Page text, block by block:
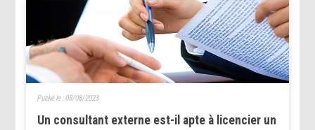
Un consultant externe est-il apte à licencier un
Publié le :03/08/2023